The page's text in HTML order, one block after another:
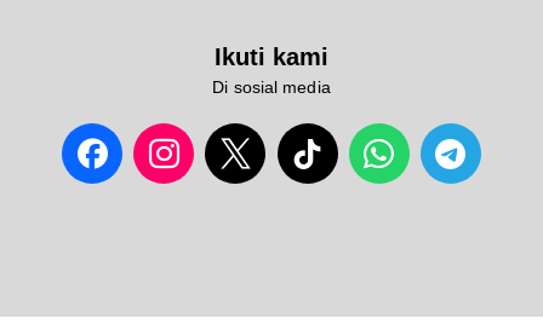
Ikuti kami
Di sosial media